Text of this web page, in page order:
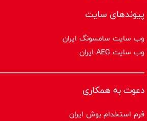
پیوندهای سایت
وب سایت سامسونگ ایران
وب سایت AEG ایران
دعوت به همکاری
فرم استخدام بوش ایران